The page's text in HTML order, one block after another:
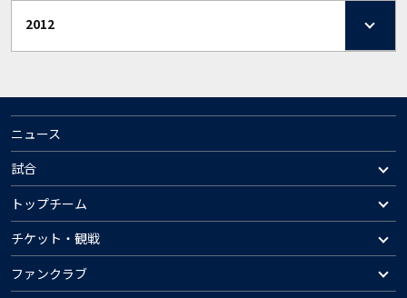
2012
ニュース
試合
トップチーム
チケット・観戦
ファンクラブ